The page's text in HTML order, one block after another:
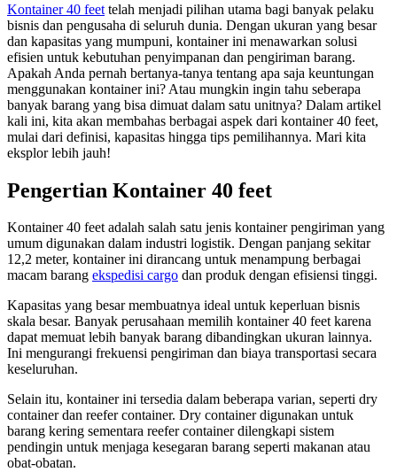
Kontainer 40 feet telah menjadi pilihan utama bagi banyak pelaku
bisnis dan pengusaha di seluruh dunia. Dengan ukuran yang besar
dan kapasitas yang mumpuni, kontainer ini menawarkan solusi
efisien untuk kebutuhan penyimpanan dan pengiriman barang.
Apakah Anda pernah bertanya-tanya tentang apa saja keuntungan
menggunakan kontainer ini? Atau mungkin ingin tahu seberapa
banyak barang yang bisa dimuat dalam satu unitnya? Dalam artikel
kali ini, kita akan membahas berbagai aspek dari kontainer 40 feet,
mulai dari definisi, kapasitas hingga tips pemilihannya. Mari kita
eksplor lebih jauh!
Pengertian Kontainer 40 feet
Kontainer 40 feet adalah salah satu jenis kontainer pengiriman yang
umum digunakan dalam industri logistik. Dengan panjang sekitar
12,2 meter, kontainer ini dirancang untuk menampung berbagai
macam barang ekspedisi cargo dan produk dengan efisiensi tinggi.
Kapasitas yang besar membuatnya ideal untuk keperluan bisnis
skala besar. Banyak perusahaan memilih kontainer 40 feet karena
dapat memuat lebih banyak barang dibandingkan ukuran lainnya.
Ini mengurangi frekuensi pengiriman dan biaya transportasi secara
keseluruhan.
Selain itu, kontainer ini tersedia dalam beberapa varian, seperti dry
container dan reefer container. Dry container digunakan untuk
barang kering sementara reefer container dilengkapi sistem
pendingin untuk menjaga kesegaran barang seperti makanan atau
obat-obatan.